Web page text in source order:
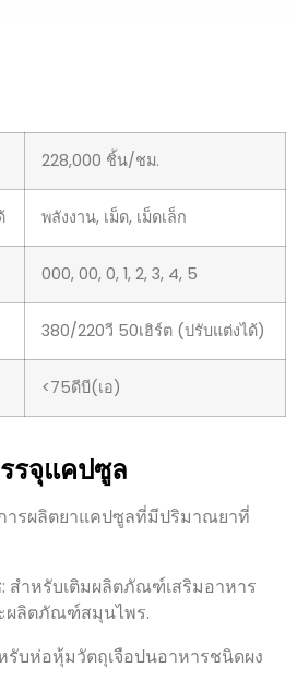
228,000 ชิ้น/ชม.
พลังงาน, เม็ด, เม็ดเล็ก
000, 00, 0, 1, 2, 3, 4, 5
380/220วี 50เฮิร์ต (ปรับแต่งได้)
<75ดีบี(เอ)
รจุแคปซูล
ารผลิตยาแคปซูลที่มีปริมาณยาที่
สำหรับเติมผลิตภัณฑ์เสริมอาหาร
ผลิตภัณฑ์สมุนไพร.
รับห่อหุ้มวัตถุเจือปนอาหารชนิดผง